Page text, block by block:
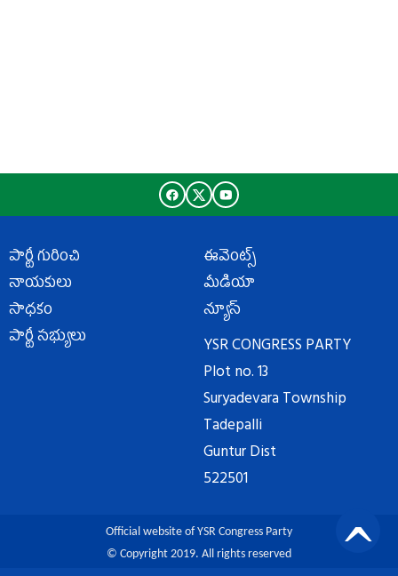
పార్టీ గురించి
నాయకులు
సాధకం
పార్టీ సభ్యులు
ఈవెంట్స్
మీడియా
న్యూస్
YSR CONGRESS PARTY
Plot no. 13
Suryadevara Township
Tadepalli
Guntur Dist
522501
Official website of YSR Congress Party
© Copyright 2019. All rights reserved